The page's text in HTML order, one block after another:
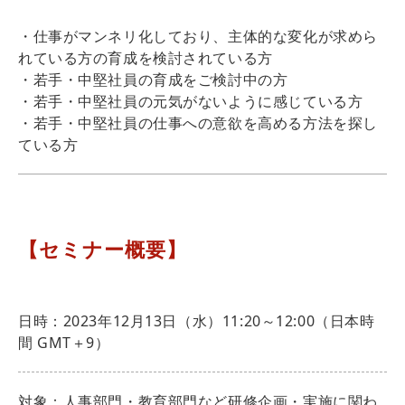
・仕事がマンネリ化しており、主体的な変化が求めら
れている方の育成を検討されている方
・若手・中堅社員の育成をご検討中の方
・若手・中堅社員の元気がないように感じている方
・若手・中堅社員の仕事への意欲を高める方法を探し
ている方
【セミナー概要】
日時：2023年12月13日（水）11:20～12:00（日本時
間 GMT＋9）
対象：人事部門・教育部門など研修企画・実施に関わ